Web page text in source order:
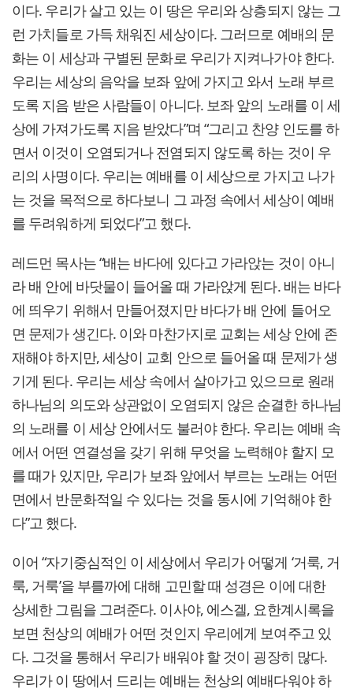
이다. 우리가 살고 있는 이 땅은 우리와 상층되지 않는 그
런 가치들로 가득 채워진 세상이다. 그러므로 예배의 문
화는 이 세상과 구별된 문화로 우리가 지켜나가야 한다.
우리는 세상의 음악을 보좌 앞에 가지고 와서 노래 부르
도록 지음 받은 사람들이 아니다. 보좌 앞의 노래를 이 세
상에 가져가도록 지음 받았다”며 “그리고 찬양 인도를 하
면서 이것이 오염되거나 전염되지 않도록 하는 것이 우
리의 사명이다. 우리는 예배를 이 세상으로 가지고 나가
는 것을 목적으로 하다보니 그 과정 속에서 세상이 예배
를 두려워하게 되었다”고 했다.
레드먼 목사는 “배는 바다에 있다고 가라앉는 것이 아니
라 배 안에 바닷물이 들어올 때 가라앉게 된다. 배는 바다
에 띄우기 위해서 만들어졌지만 바다가 배 안에 들어오
면 문제가 생긴다. 이와 마찬가지로 교회는 세상 안에 존
재해야 하지만, 세상이 교회 안으로 들어올 때 문제가 생
기게 된다. 우리는 세상 속에서 살아가고 있으므로 원래
하나님의 의도와 상관없이 오염되지 않은 순결한 하나님
의 노래를 이 세상 안에서도 불러야 한다. 우리는 예배 속
에서 어떤 연결성을 갖기 위해 무엇을 노력해야 할지 모
를 때가 있지만, 우리가 보좌 앞에서 부르는 노래는 어떤
면에서 반문화적일 수 있다는 것을 동시에 기억해야 한
다”고 했다.
이어 “자기중심적인 이 세상에서 우리가 어떻게 ‘거룩, 거
룩, 거룩’을 부를까에 대해 고민할 때 성경은 이에 대한
상세한 그림을 그려준다. 이사야, 에스겔, 요한계시록을
보면 천상의 예배가 어떤 것인지 우리에게 보여주고 있
다. 그것을 통해서 우리가 배워야 할 것이 굉장히 많다.
우리가 이 땅에서 드리는 예배는 천상의 예배다워야 하